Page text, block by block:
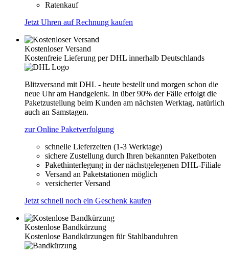
Ratenkauf
Jetzt Uhren auf Rechnung kaufen
Kostenloser Versand
Kostenfreie Lieferung per DHL innerhalb Deutschlands
Blitzversand mit DHL - heute bestellt und morgen schon die
neue Uhr am Handgelenk. In über 90% der Fälle erfolgt die
Paketzustellung beim Kunden am nächsten Werktag, natürlich
auch an Samstagen.
zur Online Paketverfolgung
schnelle Lieferzeiten (1-3 Werktage)
sichere Zustellung durch Ihren bekannten Paketboten
Pakethinterlegung in der nächstgelegenen DHL-Filiale
Versand an Paketstationen möglich
versicherter Versand
Jetzt schnell noch ein Geschenk kaufen
Kostenlose Bandkürzung
Kostenlose Bandkürzungen für Stahlbanduhren